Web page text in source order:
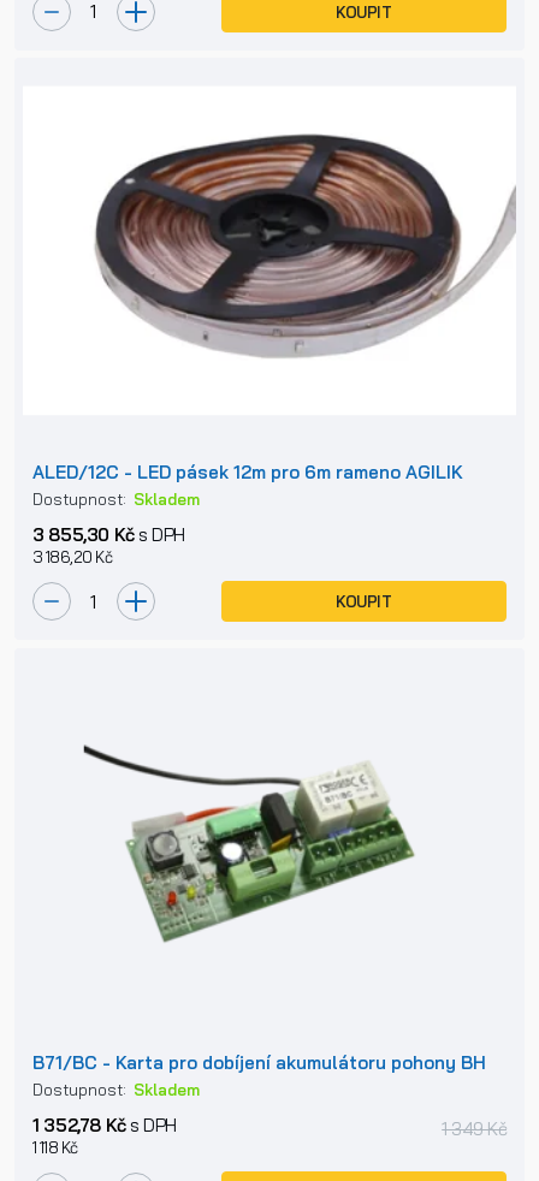
KOUPIT
ALED/12C - LED pásek 12m pro 6m rameno AGILIK
Dostupnost: Skladem
3 855,30 Kčs DPH
3 186,20 Kč
KOUPIT
B71/BC - Karta pro dobíjení akumulátoru pohony BH
Dostupnost: Skladem
1 352,78 Kčs DPH
1 118 Kč
1 349 Kč